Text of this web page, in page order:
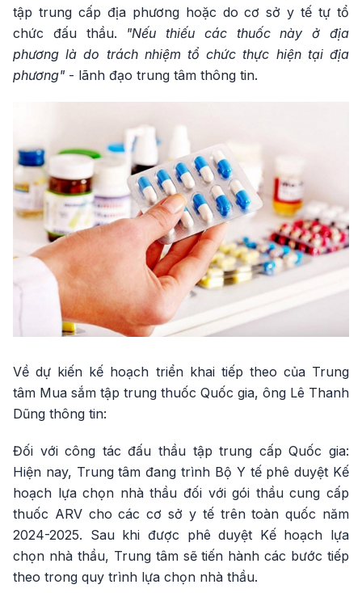
tập trung cấp địa phương hoặc do cơ sở y tế tự tổ
chức đấu thầu. "Nếu thiếu các thuốc này ở địa
phương là do trách nhiệm tổ chức thực hiện tại địa
phương" - lãnh đạo trung tâm thông tin.
Về dự kiến kế hoạch triển khai tiếp theo của Trung
tâm Mua sắm tập trung thuốc Quốc gia, ông Lê Thanh
Dũng thông tin:
Đối với công tác đấu thầu tập trung cấp Quốc gia:
Hiện nay, Trung tâm đang trình Bộ Y tế phê duyệt Kế
hoạch lựa chọn nhà thầu đối với gói thầu cung cấp
thuốc ARV cho các cơ sở y tế trên toàn quốc năm
2024-2025. Sau khi được phê duyệt Kế hoạch lựa
chọn nhà thầu, Trung tâm sẽ tiến hành các bước tiếp
theo trong quy trình lựa chọn nhà thầu.